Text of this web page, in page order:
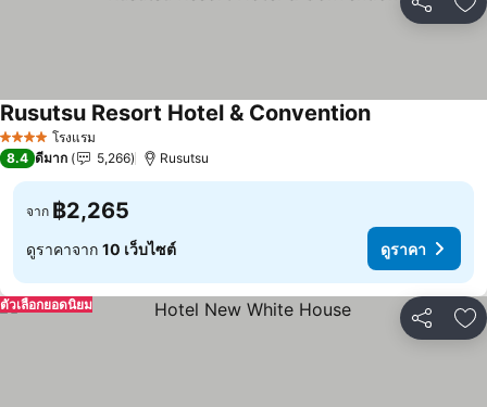
แชร์ เ
4 ดาว โรงแรม
Rusutsu Resort Hotel & Conventionดูราคา
8.4 ดีมาก 5,266 Rusutsu
จาก ฿2,265
ดูราคาจาก 10 เว็บไซต์ ดูราคา
แชร์ เ
ตัวเลือกยอดนิยม